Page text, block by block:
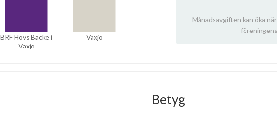
BRF Hovs Backe i
Växjö
Växjö
Månadsavgiften kan öka
Betyg